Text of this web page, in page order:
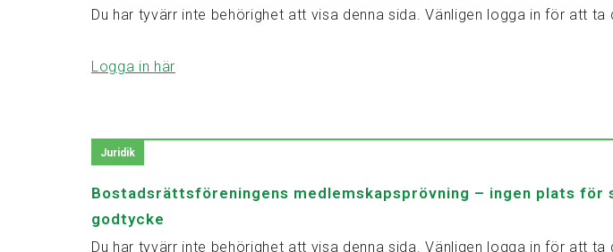
Du har tyvärr inte behörighet att visa denna sida. Vänligen logga in för att ta
Logga in här
Juridik
Bostadsrättsföreningens medlemskapsprövning – ingen plats för
godtycke
Du har tyvärr inte behörighet att visa denna sida. Vänligen logga in för att ta